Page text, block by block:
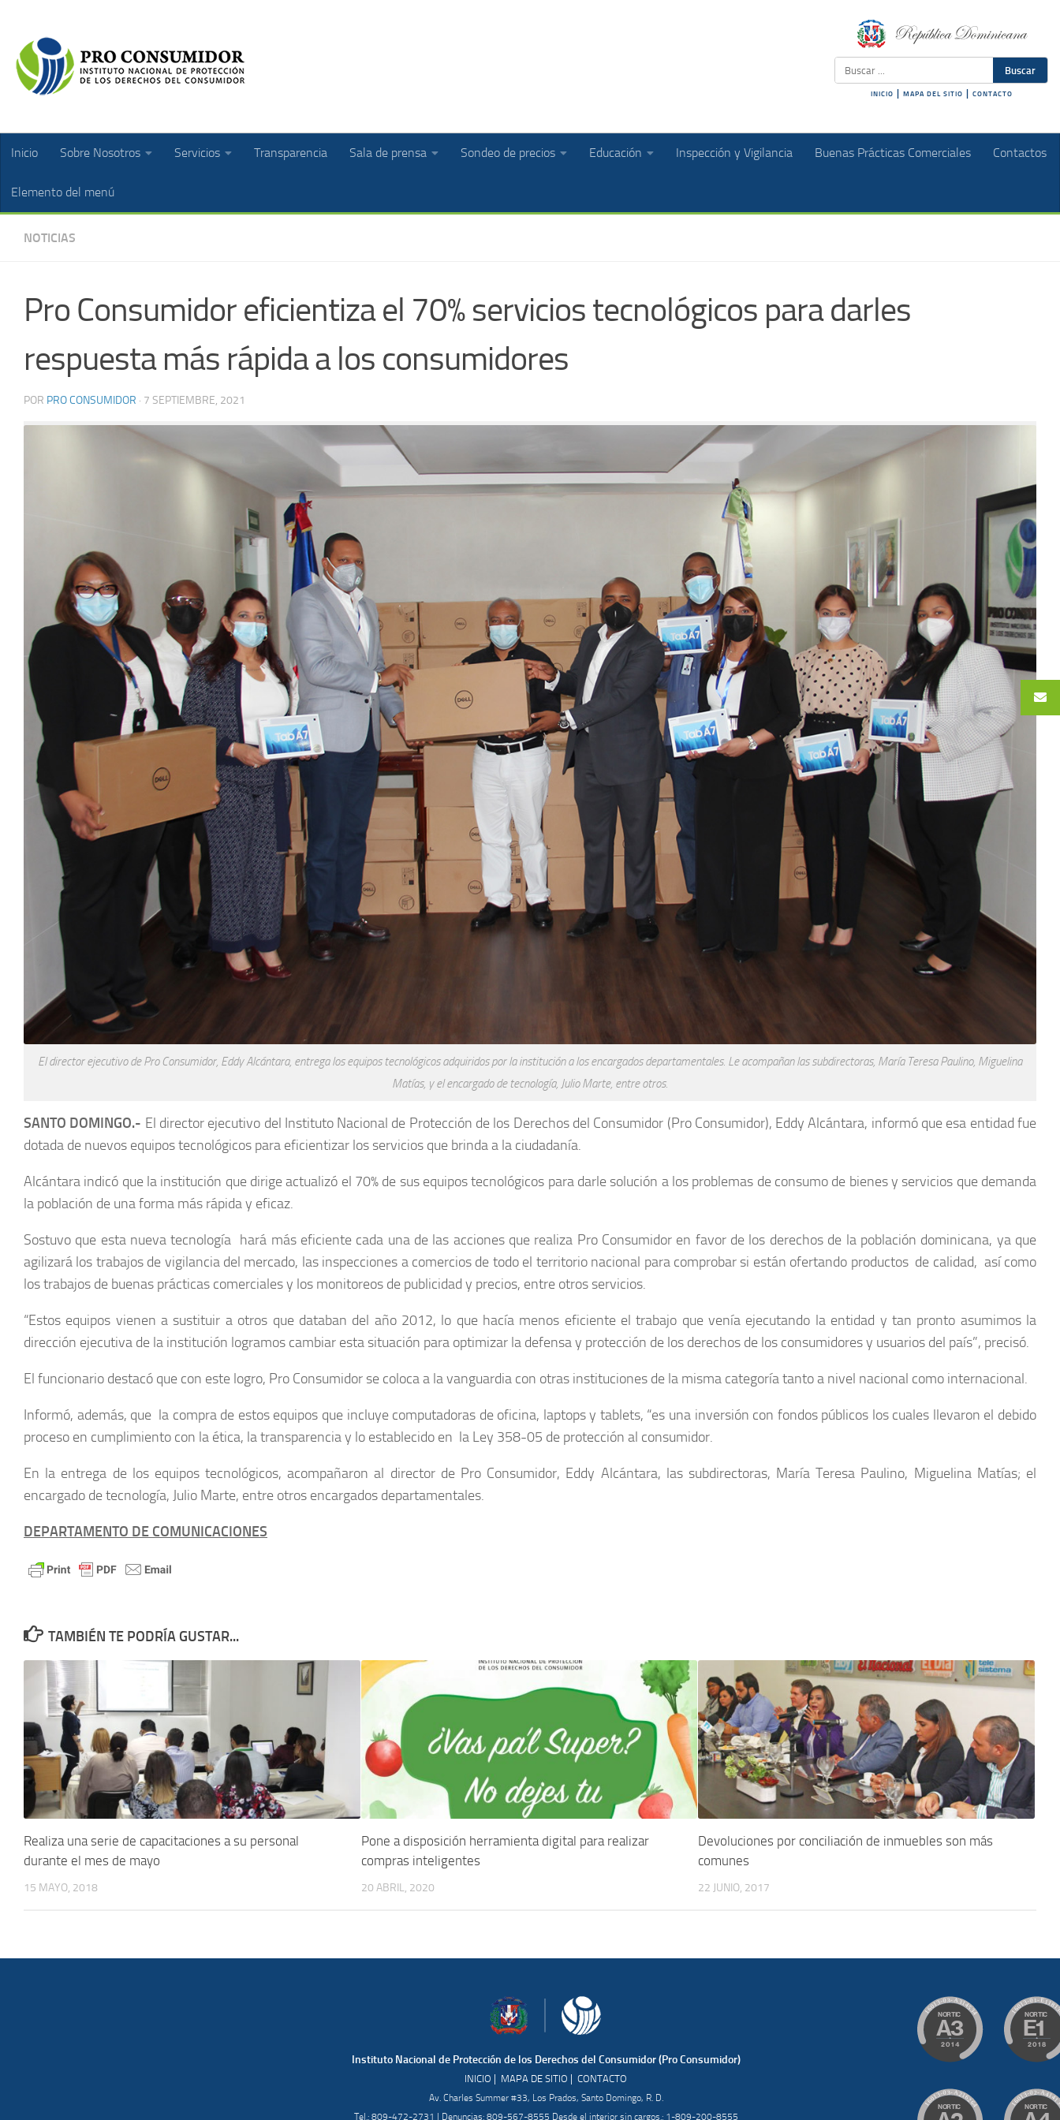
Buscar
INICIO MAPA DEL SITIO CONTACTO
Inicio Sobre Nosotros Servicios Transparencia Sala de prensa Sondeo de precios Educación Inspección y Vigilancia Buenas Prácticas Comerciales Contactos
Elemento del menú
NOTICIAS
Pro Consumidor eficientiza el 70% servicios tecnológicos para darles
respuesta más rápida a los consumidores
POR PRO CONSUMIDOR · 7 SEPTIEMBRE, 2021
El director ejecutivo de Pro Consumidor, Eddy Alcántara, entrega los equipos tecnológicos adquiridos por la institución a los encargados departamentales. Le acompañan las subdirectoras, María Teresa Paulino, Miguelina
Matías, y el encargado de tecnología, Julio Marte, entre otros.
SANTO DOMINGO.- El director ejecutivo del Instituto Nacional de Protección de los Derechos del Consumidor (Pro Consumidor), Eddy Alcántara, informó que esa entidad fue
dotada de nuevos equipos tecnológicos para eficientizar los servicios que brinda a la ciudadanía.
Alcántara indicó que la institución que dirige actualizó el 70% de sus equipos tecnológicos para darle solución a los problemas de consumo de bienes y servicios que demanda
la población de una forma más rápida y eficaz.
Sostuvo que esta nueva tecnología hará más eficiente cada una de las acciones que realiza Pro Consumidor en favor de los derechos de la población dominicana, ya que
agilizará los trabajos de vigilancia del mercado, las inspecciones a comercios de todo el territorio nacional para comprobar si están ofertando productos de calidad, así como
los trabajos de buenas prácticas comerciales y los monitoreos de publicidad y precios, entre otros servicios.
“Estos equipos vienen a sustituir a otros que databan del año 2012, lo que hacía menos eficiente el trabajo que venía ejecutando la entidad y tan pronto asumimos la
dirección ejecutiva de la institución logramos cambiar esta situación para optimizar la defensa y protección de los derechos de los consumidores y usuarios del país”, precisó.
El funcionario destacó que con este logro, Pro Consumidor se coloca a la vanguardia con otras instituciones de la misma categoría tanto a nivel nacional como internacional.
Informó, además, que la compra de estos equipos que incluye computadoras de oficina, laptops y tablets, “es una inversión con fondos públicos los cuales llevaron el debido
proceso en cumplimiento con la ética, la transparencia y lo establecido en la Ley 358-05 de protección al consumidor.
En la entrega de los equipos tecnológicos, acompañaron al director de Pro Consumidor, Eddy Alcántara, las subdirectoras, María Teresa Paulino, Miguelina Matías; el
encargado de tecnología, Julio Marte, entre otros encargados departamentales.
DEPARTAMENTO DE COMUNICACIONES
TAMBIÉN TE PODRÍA GUSTAR...
Realiza una serie de capacitaciones a su personal
durante el mes de mayo
15 MAYO, 2018
Pone a disposición herramienta digital para realizar
compras inteligentes
20 ABRIL, 2020
Devoluciones por conciliación de inmuebles son más
comunes
22 JUNIO, 2017
Instituto Nacional de Protección de los Derechos del Consumidor (Pro Consumidor)
INICIO | MAPA DE SITIO | CONTACTO
Av. Charles Summer #33, Los Prados, Santo Domingo, R. D.
Tel.: 809-472-2731 | Denuncias: 809-567-8555 Desde el interior sin cargos.: 1-809-200-8555